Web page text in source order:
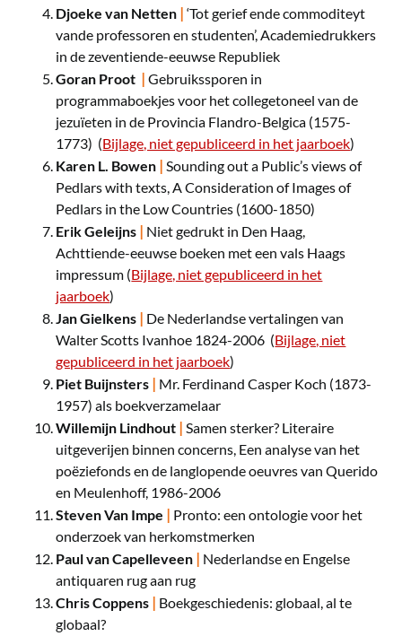
Djoeke van Netten | ‘Tot gerief ende commoditeyt
vande professoren en studenten’, Academiedrukkers
in de zeventiende-eeuwse Republiek
Goran Proot | Gebruikssporen in
programmaboekjes voor het collegetoneel van de
jezuïeten in de Provincia Flandro-Belgica (1575-
1773) (Bijlage, niet gepubliceerd in het jaarboek)
Karen L. Bowen | Sounding out a Public’s views of
Pedlars with texts, A Consideration of Images of
Pedlars in the Low Countries (1600-1850)
Erik Geleijns | Niet gedrukt in Den Haag,
Achttiende-eeuwse boeken met een vals Haags
impressum (Bijlage, niet gepubliceerd in het
jaarboek)
Jan Gielkens | De Nederlandse vertalingen van
Walter Scotts Ivanhoe 1824-2006 (Bijlage, niet
gepubliceerd in het jaarboek)
Piet Buijnsters | Mr. Ferdinand Casper Koch (1873-
1957) als boekverzamelaar
Willemijn Lindhout | Samen sterker? Literaire
uitgeverijen binnen concerns, Een analyse van het
poëziefonds en de langlopende oeuvres van Querido
en Meulenhoff, 1986-2006
Steven Van Impe | Pronto: een ontologie voor het
onderzoek van herkomstmerken
Paul van Capelleveen | Nederlandse en Engelse
antiquaren rug aan rug
Chris Coppens | Boekgeschiedenis: globaal, al te
globaal?